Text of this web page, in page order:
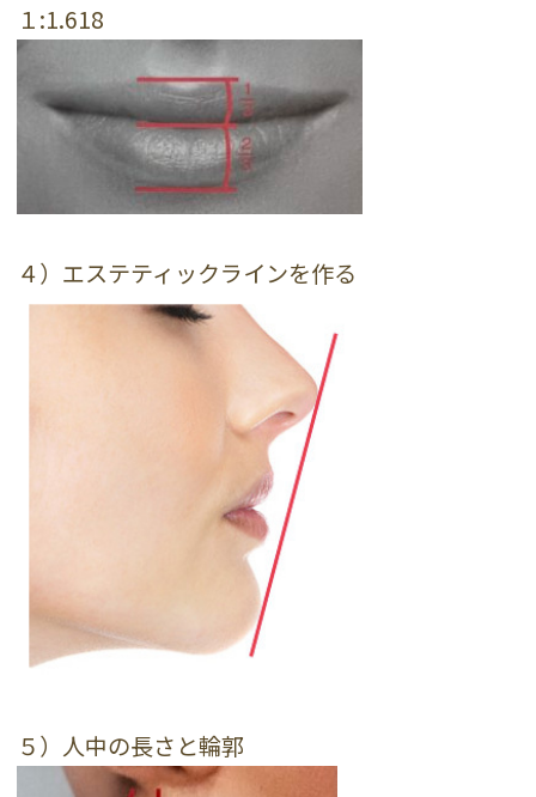
１:1.618
４）エステティックラインを作る
５）人中の長さと輪郭